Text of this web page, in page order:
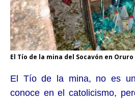
El Tío de la mina del Socavón en Oruro
El Tío de la mina, no es
conoce en el catolicismo,